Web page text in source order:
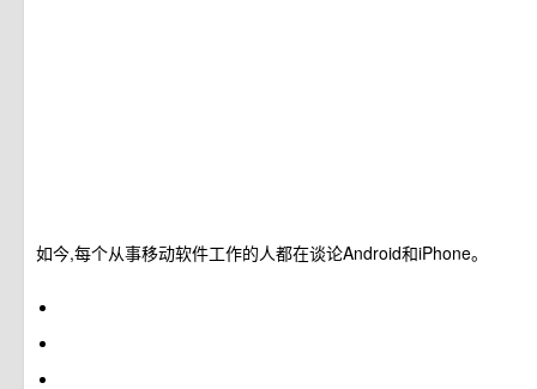
如今,每个从事移动软件工作的人都在谈论Android和iPhone。